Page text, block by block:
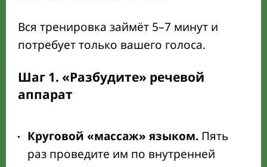
Вся тренировка займёт 5–7 минут и
потребует только вашего голоса.
Шаг 1. «Разбудите» речевой
аппарат
Круговой «массаж» языком. Пять
раз проведите им по внутренней